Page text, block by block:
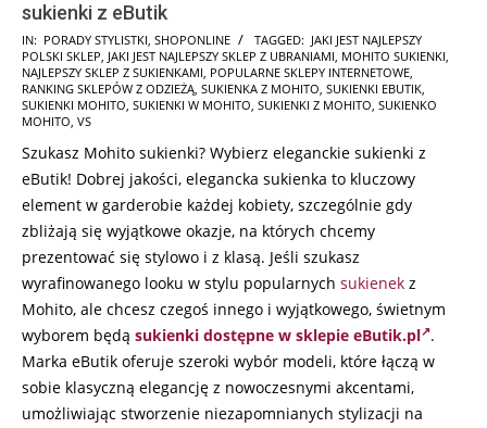
sukienki z eButik
2026-
06-
13
IN: PORADY STYLISTKI, SHOPONLINE TAGGED: JAKI JEST NAJLEPSZY
POLSKI SKLEP, JAKI JEST NAJLEPSZY SKLEP Z UBRANIAMI, MOHITO SUKIENKI,
NAJLEPSZY SKLEP Z SUKIENKAMI, POPULARNE SKLEPY INTERNETOWE,
RANKING SKLEPÓW Z ODZIEŻĄ, SUKIENKA Z MOHITO, SUKIENKI EBUTIK,
SUKIENKI MOHITO, SUKIENKI W MOHITO, SUKIENKI Z MOHITO, SUKIENKO
MOHITO, VS
Szukasz Mohito sukienki? Wybierz eleganckie sukienki z
eButik! Dobrej jakości, elegancka sukienka to kluczowy
element w garderobie każdej kobiety, szczególnie gdy
zbliżają się wyjątkowe okazje, na których chcemy
prezentować się stylowo i z klasą. Jeśli szukasz
wyrafinowanego looku w stylu popularnych sukienek z
Mohito, ale chcesz czegoś innego i wyjątkowego, świetnym
wyborem będą sukienki dostępne w sklepie eButik.pl .
Marka eButik oferuje szeroki wybór modeli, które łączą w
sobie klasyczną elegancję z nowoczesnymi akcentami,
umożliwiając stworzenie niezapomnianych stylizacji na